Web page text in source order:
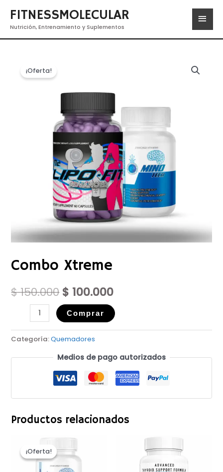
FITNESSMOLECULAR
Nutrición, Entrenamiento y Suplementos
¡Oferta!
Combo Xtreme
$150.000 $ 100.000
Comprar
Categoría:Quemadores
Medios de pago autorizados
Productos relacionados
¡Oferta!
¡Oferta!